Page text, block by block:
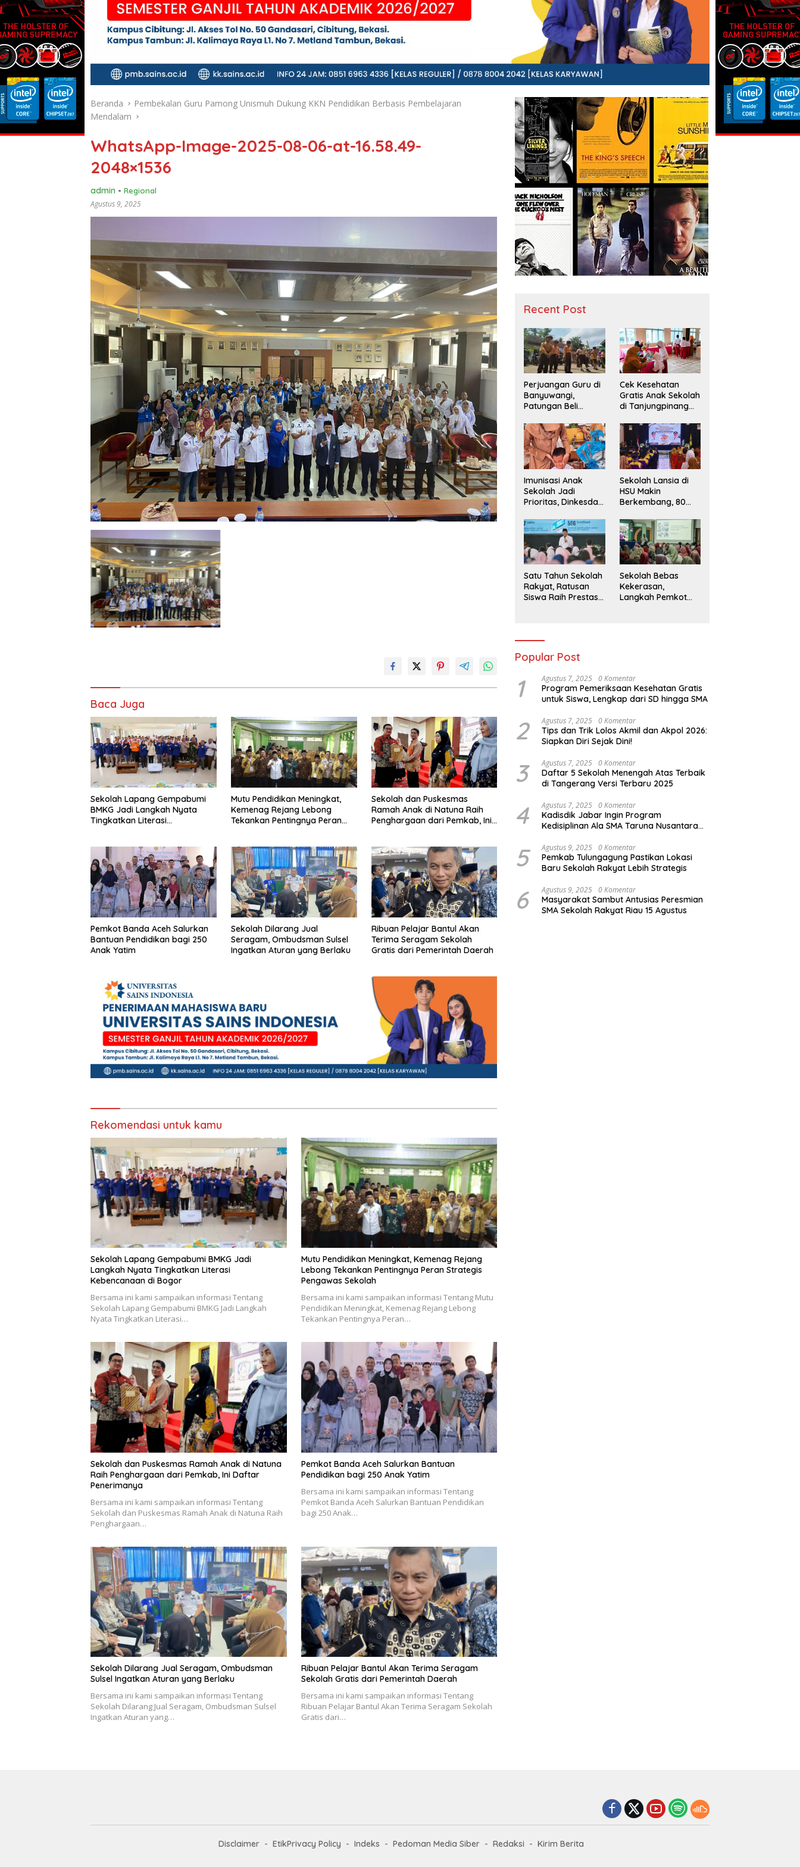
Beranda
Pembekalan Guru Pamong Unismuh Dukung KKN Pendidikan Berbasis Pembelajaran
Mendalam
WhatsApp-Image-2025-08-06-at-16.58.49-
2048×1536
admin - Regional
Agustus 9, 2025
Baca Juga
Sekolah Lapang Gempabumi
BMKG Jadi Langkah Nyata
Tingkatkan Literasi
Mutu Pendidikan Meningkat,
Kemenag Rejang Lebong
Tekankan Pentingnya Peran
Sekolah dan Puskesmas
Ramah Anak di Natuna Raih
Penghargaan dari Pemkab, Ini
Pemkot Banda Aceh Salurkan
Bantuan Pendidikan bagi 250
Anak Yatim
Sekolah Dilarang Jual
Seragam, Ombudsman Sulsel
Ingatkan Aturan yang Berlaku
Ribuan Pelajar Bantul Akan
Terima Seragam Sekolah
Gratis dari Pemerintah Daerah
Rekomendasi untuk kamu
Sekolah Lapang Gempabumi BMKG Jadi
Langkah Nyata Tingkatkan Literasi
Kebencanaan di Bogor
Bersama ini kami sampaikan informasi Tentang
Sekolah Lapang Gempabumi BMKG Jadi Langkah
Nyata Tingkatkan Literasi…
Mutu Pendidikan Meningkat, Kemenag Rejang
Lebong Tekankan Pentingnya Peran Strategis
Pengawas Sekolah
Bersama ini kami sampaikan informasi Tentang Mutu
Pendidikan Meningkat, Kemenag Rejang Lebong
Tekankan Pentingnya Peran…
Sekolah dan Puskesmas Ramah Anak di Natuna
Raih Penghargaan dari Pemkab, Ini Daftar
Penerimanya
Bersama ini kami sampaikan informasi Tentang
Sekolah dan Puskesmas Ramah Anak di Natuna Raih
Penghargaan…
Pemkot Banda Aceh Salurkan Bantuan
Pendidikan bagi 250 Anak Yatim
Bersama ini kami sampaikan informasi Tentang
Pemkot Banda Aceh Salurkan Bantuan Pendidikan
bagi 250 Anak…
Sekolah Dilarang Jual Seragam, Ombudsman
Sulsel Ingatkan Aturan yang Berlaku
Bersama ini kami sampaikan informasi Tentang
Sekolah Dilarang Jual Seragam, Ombudsman Sulsel
Ingatkan Aturan yang…
Ribuan Pelajar Bantul Akan Terima Seragam
Sekolah Gratis dari Pemerintah Daerah
Bersama ini kami sampaikan informasi Tentang
Ribuan Pelajar Bantul Akan Terima Seragam Sekolah
Gratis dari…
Recent Post
Perjuangan Guru di
Banyuwangi,
Patungan Beli
Menarik Minat Siswa
ke SD Negeri
Cek Kesehatan
Gratis Anak Sekolah
di Tanjungpinang
Siswa
Imunisasi Anak
Sekolah Jadi
Prioritas, Dinkesda
Monitoring BIAS
2026
Sekolah Lansia di
HSU Makin
Berkembang, 80
Wisuda Tahun Ini
Satu Tahun Sekolah
Rakyat, Ratusan
Siswa Raih Prestasi
Sekolah Bebas
Kekerasan,
Langkah Pemkot
Popular Post
1 Agustus 7, 2025 0 Komentar
Program Pemeriksaan Kesehatan Gratis
untuk Siswa, Lengkap dari SD hingga SMA
2 Agustus 7, 2025 0 Komentar
Tips dan Trik Lolos Akmil dan Akpol 2026:
Siapkan Diri Sejak Dini!
3 Agustus 7, 2025 0 Komentar
Daftar 5 Sekolah Menengah Atas Terbaik
di Tangerang Versi Terbaru 2025
4 Agustus 7, 2025 0 Komentar
Kadisdik Jabar Ingin Program
Kedisiplinan Ala SMA Taruna Nusantara
5 Agustus 9, 2025 0 Komentar
Pemkab Tulungagung Pastikan Lokasi
Baru Sekolah Rakyat Lebih Strategis
6 Agustus 9, 2025 0 Komentar
Masyarakat Sambut Antusias Peresmian
SMA Sekolah Rakyat Riau 15 Agustus
Disclaimer EtikPrivacy Policy Indeks Pedoman Media Siber Redaksi Kirim Berita